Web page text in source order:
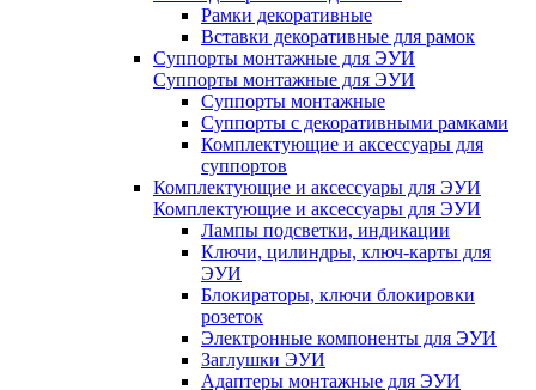
Рамки декоративные
Вставки декоративные для рамок
Суппорты монтажные для ЭУИ
Суппорты монтажные для ЭУИ
Суппорты монтажные
Суппорты с декоративными рамками
Комплектующие и аксессуары для
суппортов
Комплектующие и аксессуары для ЭУИ
Комплектующие и аксессуары для ЭУИ
Лампы подсветки, индикации
Ключи, цилиндры, ключ-карты для
ЭУИ
Блокираторы, ключи блокировки
розеток
Электронные компоненты для ЭУИ
Заглушки ЭУИ
Адаптеры монтажные для ЭУИ